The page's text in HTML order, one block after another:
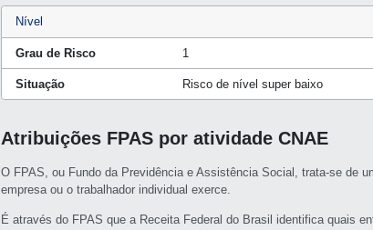
Nível
Grau de Risco 1
Situação Risco de nível super baixo
Atribuições FPAS por atividade CNAE
O FPAS, ou Fundo da Previdência e Assistência Social, trata-se de
empresa ou o trabalhador individual exerce.
É através do FPAS que a Receita Federal do Brasil identifica quais